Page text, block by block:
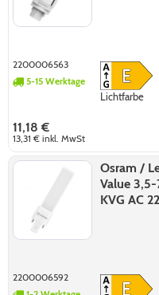
2200006563
5-15 Werktage
Lichtfarbe
11,18 €
13,31 €inkl. MwSt
Osram /
Value
KVG AC
2200006592